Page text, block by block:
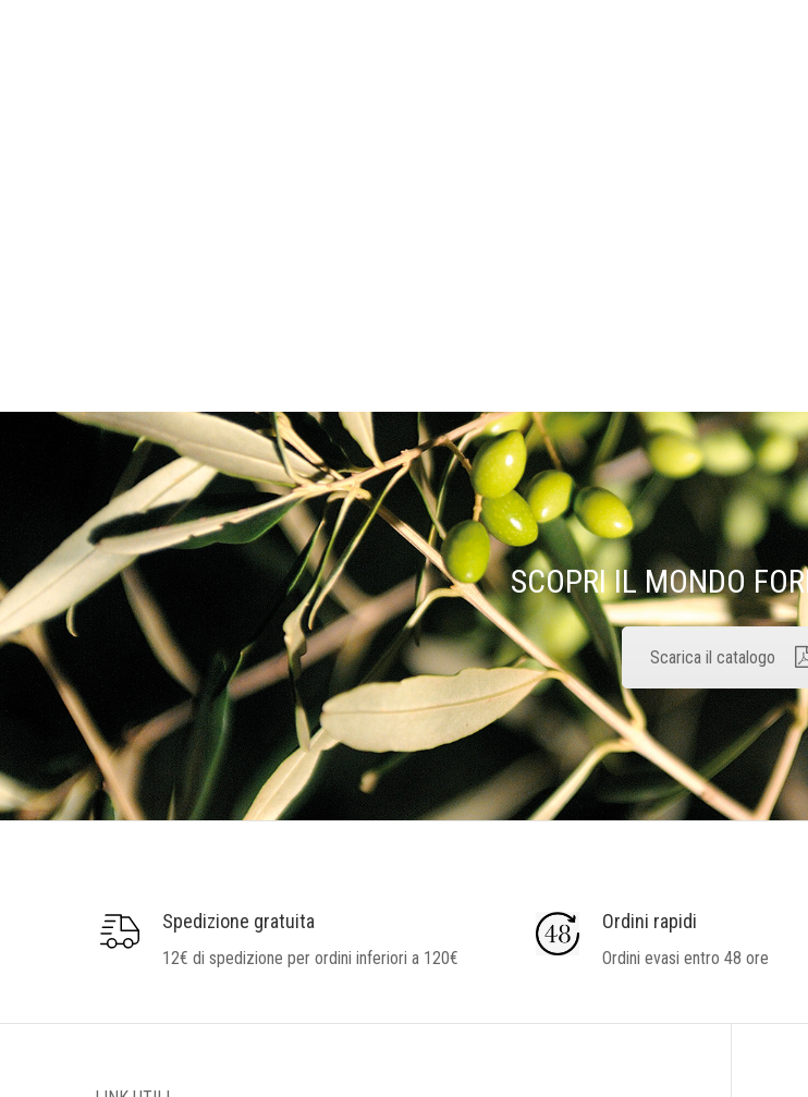
SCOPRI IL MONDO
Scarica il catalogo
Spedizione gratuita
12€ di spedizione per ordini inferiori a 120€
Ordini rapidi
Ordini evasi entro 48 ore